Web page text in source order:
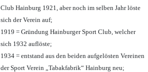
Club Hainburg 1921, aber noch im selben Jahr löste
sich der Verein auf;
1919 = Gründung Hainburger Sport Club, welcher
sich 1932 auflöste;
1934 = entstand aus den beiden aufgelösten Vereinen
der Sport Verein „Tabakfabrik“ Hainburg neu;